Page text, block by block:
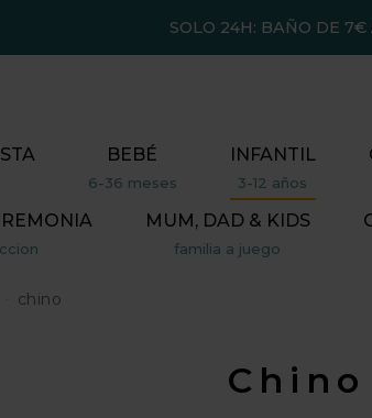
SOLO 24H: BAÑO DE 7€
BEBÉ
6-36 meses
INFANTIL
3-12 años
MUM, DAD & KIDS
familia a juego
chino
Chino